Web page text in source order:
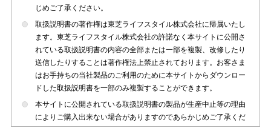
じめご了承ください。
取扱説明書の著作権は東芝ライフスタイル株式会社に帰属いたし
ます。東芝ライフスタイル株式会社の許諾なく本サイトに公開さ
れている取扱説明書の内容の全部または一部を複製、改修したり
送信したりすることは著作権法上禁止されております。お客さま
はお手持ちの当社製品のご利用のために本サイトからダウンロー
ドした取扱説明書を一部のみ複製することができます。
本サイトに公開されている取扱説明書の製品が生産中止等の理由
によりご購入出来ない場合がありますのであらかじめご了承くだ